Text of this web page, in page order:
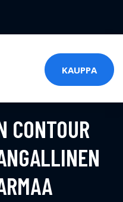
KAUPPA
CONTOUR